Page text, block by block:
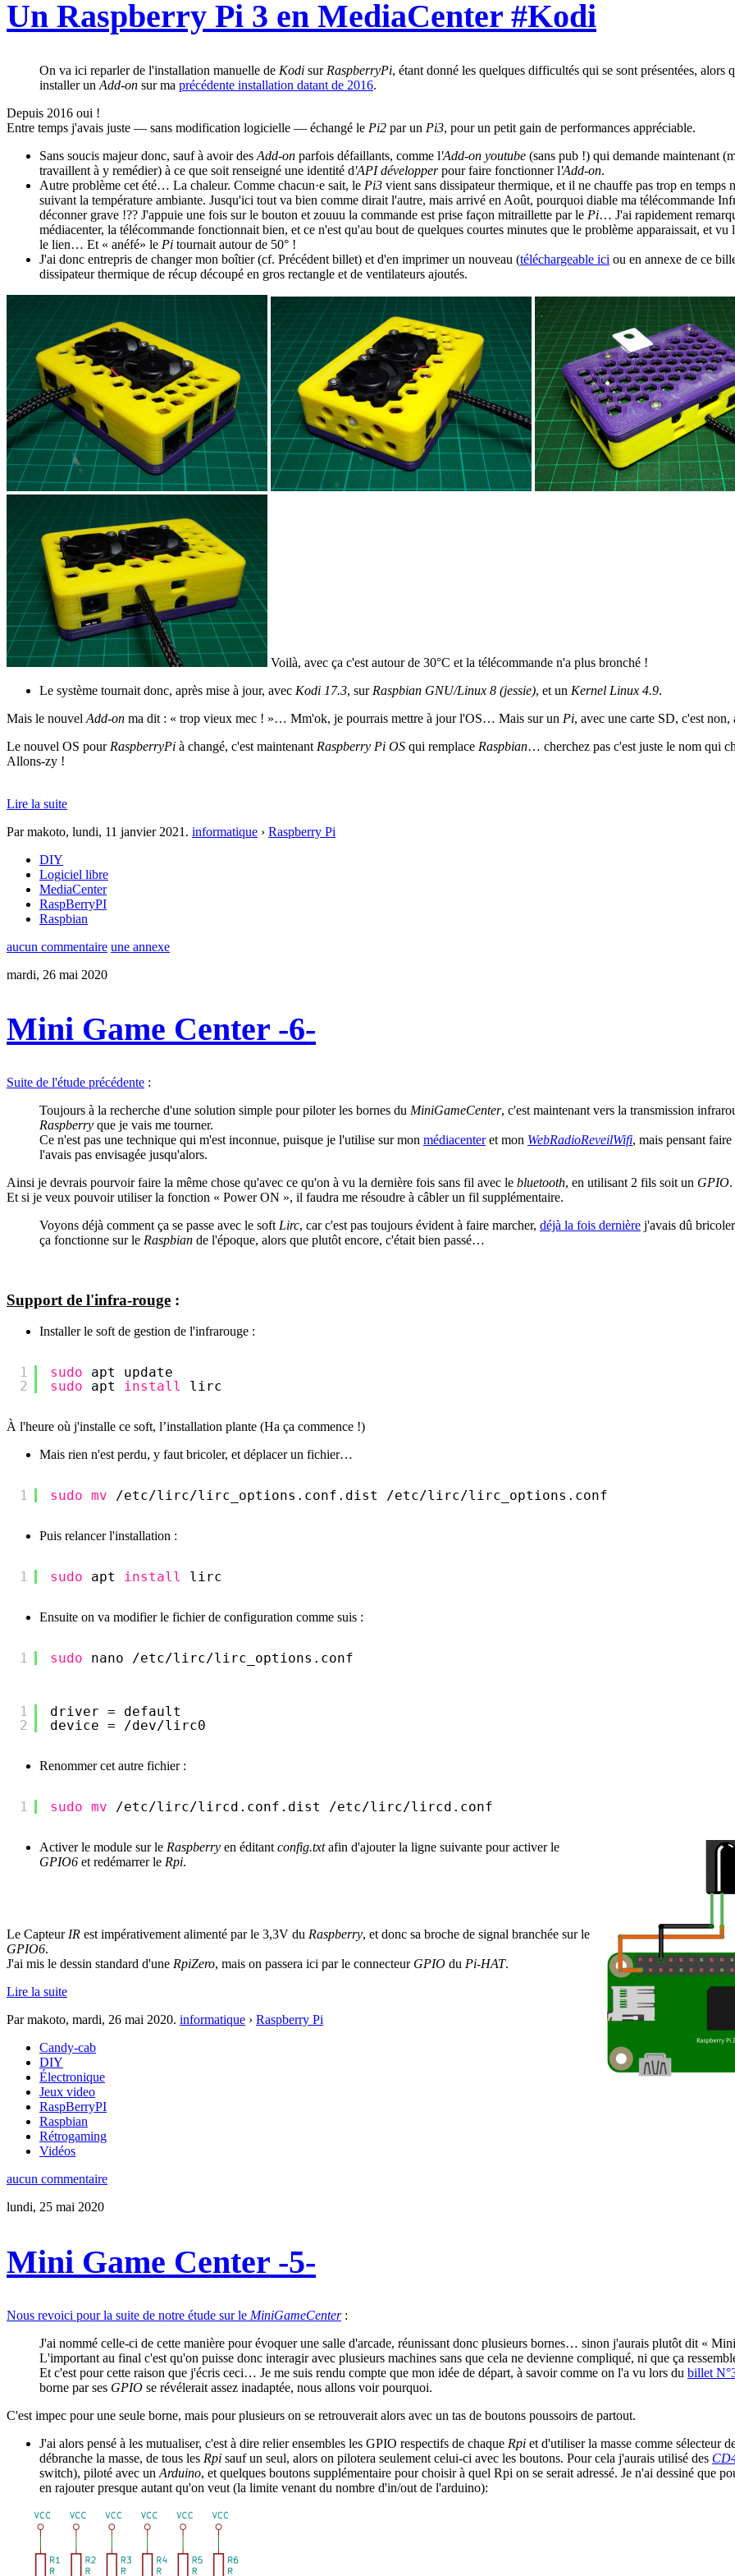
Un Raspberry Pi 3 en MediaCenter #Kodi
On va ici reparler de l'installation manuelle de Kodi sur RaspberryPi, étant donné les quelques difficultés qui se sont présentées, alors
installer un Add-on sur ma précédente installation datant de 2016.
Depuis 2016 oui !
Entre temps j'avais juste — sans modification logicielle — échangé le Pi2 par un Pi3, pour un petit gain de performances appréciable.
Sans soucis majeur donc, sauf à avoir des Add-on parfois défaillants, comme l'Add-on youtube (sans pub !) qui demande maintenant
travaillent à y remédier) à ce que soit renseigné une identité d'API développerpour faire fonctionner l'Add-on.
Autre problème cet été… La chaleur. Comme chacun·e sait, le Pi3 vient sans dissipateur thermique, et il ne chauffe pas trop en temps
suivant la température ambiante. Jusqu'ici tout va bien comme dirait l'autre, mais arrivé en Août, pourquoi diable ma télécommande
déconner grave !?? J'appuie une fois sur le bouton et zouuu la commande est prise façon mitraillette par le Pi… J'ai rapidement
médiacenter, la télécommande fonctionnait bien, et ce n'est qu'au bout de quelques courtes minutes que le problème apparaissait, et vu
le lien… Et « anéfé» le Pi tournait autour de 50° !
J'ai donc entrepris de changer mon boîtier (cf. Précédent billet) et d'en imprimer un nouveau (téléchargeable ici ou en annexe de ce
dissipateur thermique de récup découpé en gros rectangle et de ventilateurs ajoutés.
Voilà, avec ça c'est autour de 30°C et la télécommande n'a plus bronché !
Le système tournait donc, après mise à jour, avec Kodi 17.3, sur Raspbian GNU/Linux 8 (jessie), et un Kernel Linux 4.9.
Mais le nouvel Add-on ma dit : « trop vieux mec ! »… Mm'ok, je pourrais mettre à jour l'OS… Mais sur un Pi, avec une carte SD, c'est non,
Le nouvel OS pour RaspberryPi à changé, c'est maintenant Raspberry Pi OS qui remplace Raspbian… cherchez pas c'est juste le nom qui
Allons-zy !
Lire la suite
Par makoto, lundi, 11 janvier 2021 . informatique › Raspberry Pi
DIY
Logiciel libre
MediaCenter
RaspBerryPI
Raspbian
aucun commentaire une annexe
mardi, 26 mai 2020
Mini Game Center -6-
Suite de l'étude précédente :
Toujours à la recherche d'une solution simple pour piloter les bornes du MiniGameCenter, c'est maintenant vers la transmission
Raspberry que je vais me tourner.
Ce n'est pas une technique qui m'est inconnue, puisque je l'utilise sur mon médiacenteret mon WebRadioReveilWifi, mais pensant
l'avais pas envisagée jusqu'alors.
Ainsi je devrais pourvoir faire la même chose qu'avec ce qu'on à vu la dernière fois sans fil avec le bluetooth, en utilisant 2 fils soit un GPIO.
Et si je veux pouvoir utiliser la fonction « Power ON », il faudra me résoudre à câbler un fil supplémentaire.
Voyons déjà comment ça se passe avec le soft Lirc, car c'est pas toujours évident à faire marcher, déjà la fois dernière j'avais dû
ça fonctionne sur le Raspbian de l'époque, alors que plutôt encore, c'était bien passé…
Support de l'infra-rouge :
Installer le soft de gestion de l'infrarouge :
1
2
sudo
apt update
sudo
apt install lirc
À l'heure où j'installe ce soft, l’installation plante (Ha ça commence !)
Mais rien n'est perdu, y faut bricoler, et déplacer un fichier…
1 sudo mv /etc/lirc/lirc_options .conf.dist /etc/lirc/lirc_options .conf
Puis relancer l'installation :
1 sudo apt install lirc
Ensuite on va modifier le fichier de configuration comme suis :
1 sudo nano /etc/lirc/lirc_options .conf
1
2
driver = default
device = /dev/lirc0
Renommer cet autre fichier :
1 sudo mv /etc/lirc/lircd .conf.dist /etc/lirc/lircd .conf
Activer le module sur le Raspberry en éditantconfig.txtafin d'ajouter la ligne suivante pour activer le
GPIO6 et redémarrer le Rpi.
Le CapteurIR est impérativement alimenté par le 3,3V du Raspberry, et donc sa broche de signal branchée sur le
GPIO6.
J'ai mis le dessin standard d'une RpiZero, mais on passera ici par le connecteur GPIO du Pi-HAT.
Lire la suite
Par makoto, mardi, 26 mai 2020. informatique › Raspberry Pi
Candy-cab
DIY
Électronique
Jeux video
RaspBerryPI
Raspbian
Rétrogaming
Vidéos
aucun commentaire
lundi, 25 mai 2020
Mini Game Center -5-
Nous revoici pour la suite de notre étude sur le MiniGameCenter:
J'ai nommé celle-ci de cette manière pour évoquer une salle d'arcade, réunissant donc plusieurs bornes… sinon j'aurais plutôt dit «
L'important au final c'est qu'on puisse donc interagir avec plusieurs machines sans que cela ne devienne compliqué, ni que ça
Et c'est pour cette raison que j'écris ceci… Je me suis rendu compte que mon idée de départ, à savoir comme on l'a vu lors du billet
borne par ses GPIO se révélerait assez inadaptée, nous allons voir pourquoi.
C'est impec pour une seule borne, mais pour plusieurs on se retrouverait alors avec un tas de boutons poussoirs de partout.
J'ai alors pensé à les mutualiser, c'est à dire relier ensembles les GPIO respectifs de chaque Rpi et d'utiliser la masse comme sélecteur
débranche la masse, de tous les Rpi sauf un seul, alors on pilotera seulement celui-ci avec les boutons. Pour cela j'aurais utilisé des
switch), piloté avec un Arduino, et quelques boutons supplémentaire pour choisir à quel Rpi on se serait adressé. Je n'ai dessiné que
en rajouter presque autant qu'on veut (la limite venant du nombre d'in/out de l'arduino):